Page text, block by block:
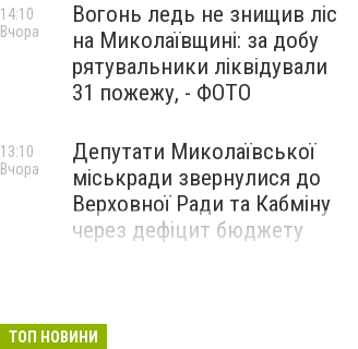
Вогонь ледь не знищив ліс
на Миколаївщині: за добу
рятувальники ліквідували
31 пожежу, - ФОТО
14:10
Вчора
Депутати Миколаївської
міськради звернулися до
Верховної Ради та Кабміну
через дефіцит бюджету
13:10
Вчора
ТОП НОВИНИ